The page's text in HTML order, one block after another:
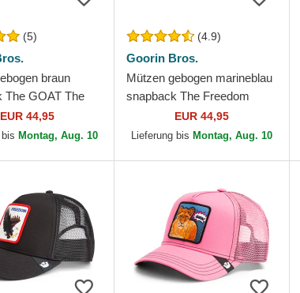
(5)
braun
The GOAT The
Bros.
EUR 44,95
Montag, Aug. 10
(4.9)
Goorin Bros.
Mützen gebogen marineblau
snapback The Freedom
Eagle The Farm Goorin
Bros.
EUR 44,95
Lieferung bis Montag, Aug. 10